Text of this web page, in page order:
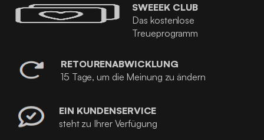
SWEEEK CLUB
Das kostenlose
Treueprogramm
RETOURENABWICKLUNG
15 Tage, um die Meinung zu ändern
EIN KUNDENSERVICE
steht zu Ihrer Verfügung